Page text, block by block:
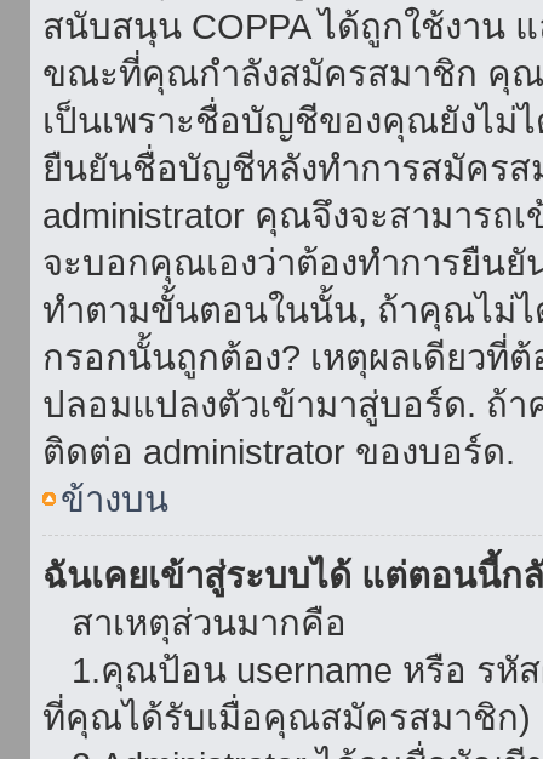
สนับสนุน COPPA ได้ถูกใช้งาน
ขณะที่คุณกำลังสมัครสมาชิก คุ
เป็นเพราะชื่อบัญชีของคุณยังไม่
ยืนยันชื่อบัญชีหลังทำการสมัครส
administrator คุณจึงจะสามาร
จะบอกคุณเองว่าต้องทำการยืน
ทำตามขั้นตอนในนั้น, ถ้าคุณไม่
กรอกนั้นถูกต้อง? เหตุผลเดียวที่
ปลอมแปลงตัวเข้ามาสู่บอร์ด. ถ้
ติดต่อ administrator ของบอร์ด.
ข้างบน
ฉันเคยเข้าสู่ระบบได้ แต่ตอนนี้ก
สาเหตุส่วนมากคือ
1.คุณป้อน username หรือ รหั
ที่คุณได้รับเมื่อคุณสมัครสมาชิก)